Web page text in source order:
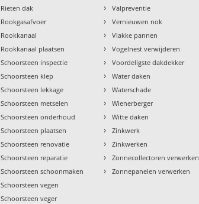
Rieten dak
Rookgasafvoer
Rookkanaal
Rookkanaal plaatsen
Schoorsteen inspectie
Schoorsteen klep
Schoorsteen lekkage
Schoorsteen metselen
Schoorsteen onderhoud
Schoorsteen plaatsen
Schoorsteen renovatie
Schoorsteen reparatie
Schoorsteen schoonmaken
Schoorsteen vegen
Schoorsteen veger
› Valpreventie
› Vernieuwen nok
› Vlakke pannen
› Vogelnest verwijderen
› Voordeligste dakdekker
› Water daken
› Waterschade
› Wienerberger
› Witte daken
› Zinkwerk
› Zinkwerken
› Zonnecollectoren verwerken
› Zonnepanelen verwerken